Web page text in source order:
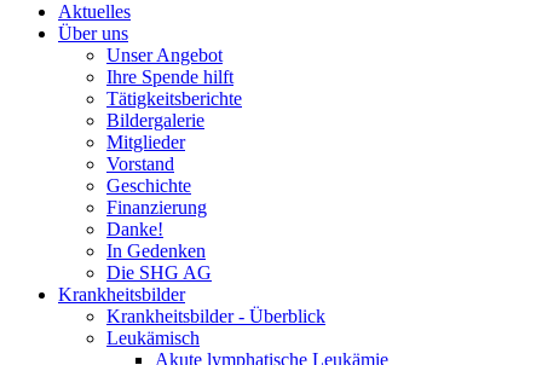
Aktuelles
Über uns
Unser Angebot
Ihre Spende hilft
Tätigkeitsberichte
Bildergalerie
Mitglieder
Vorstand
Geschichte
Finanzierung
Danke!
In Gedenken
Die SHG AG
Krankheitsbilder
Krankheitsbilder - Überblick
Leukämisch
Akute lymphatische Leukämie